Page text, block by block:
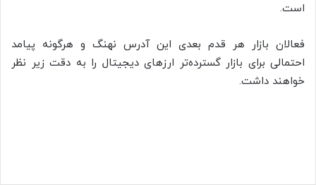
است.
فعالان بازار هر قدم بعدی این آدرس نهنگ و هرگونه پیامد
احتمالی برای بازار گسترده‌تر ارزهای دیجیتال را به دقت زیر نظر
خواهند داشت.